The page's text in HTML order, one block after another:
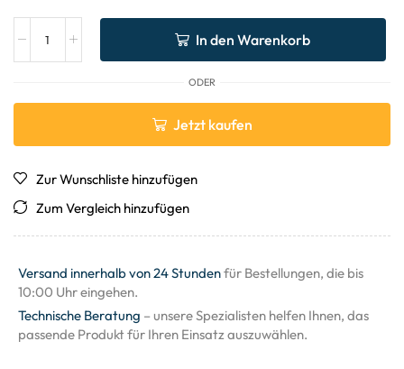
In den Warenkorb
ODER
Jetzt kaufen
Zur Wunschliste hinzufügen
Zum Vergleich hinzufügen
Versand innerhalb von 24 Stundenfür Bestellungen, die bis
10:00 Uhr eingehen.
Technische Beratung – unsere Spezialisten helfen Ihnen, das
passende Produkt für Ihren Einsatz auszuwählen.